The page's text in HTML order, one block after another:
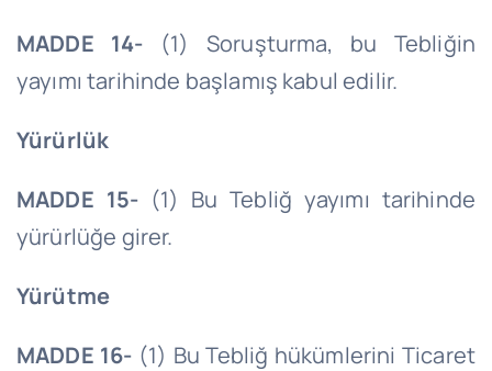
MADDE 14- (1) Soruşturma, bu Tebliğin
yayımı tarihinde başlamış kabul edilir.
Yürürlük
MADDE 15- (1) Bu Tebliğ yayımı tarihinde
yürürlüğe girer.
Yürütme
MADDE 16- (1) Bu Tebliğ hükümlerini Ticaret